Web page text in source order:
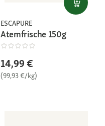
ESCAPURE
Atemfrische 150g
14,99 €
(99,93 €/kg)